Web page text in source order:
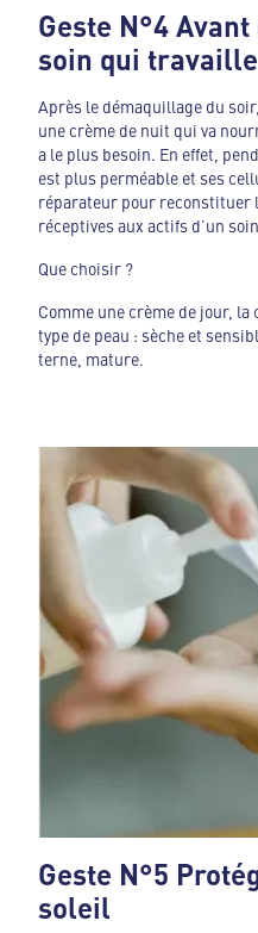
Geste N°4
soin qui
Après le démaquillage du
une crème de nuit qui va
a le plus besoin. En effet,
est plus perméable et ses
réparateur pour reconstituer
réceptives aux actifs d’un
Que choisir ?
Comme une crème de jour,
type de peau : sèche et
terne, mature.
Geste N°5
soleil